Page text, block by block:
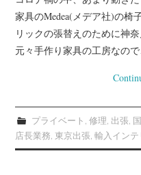
家具のMedea(メデア社)の椅
リックの張替えのために神
元々手作り家具の工房なの
プライベート 修理 出張
店長業務 ,東京出張 ,輸入インテ